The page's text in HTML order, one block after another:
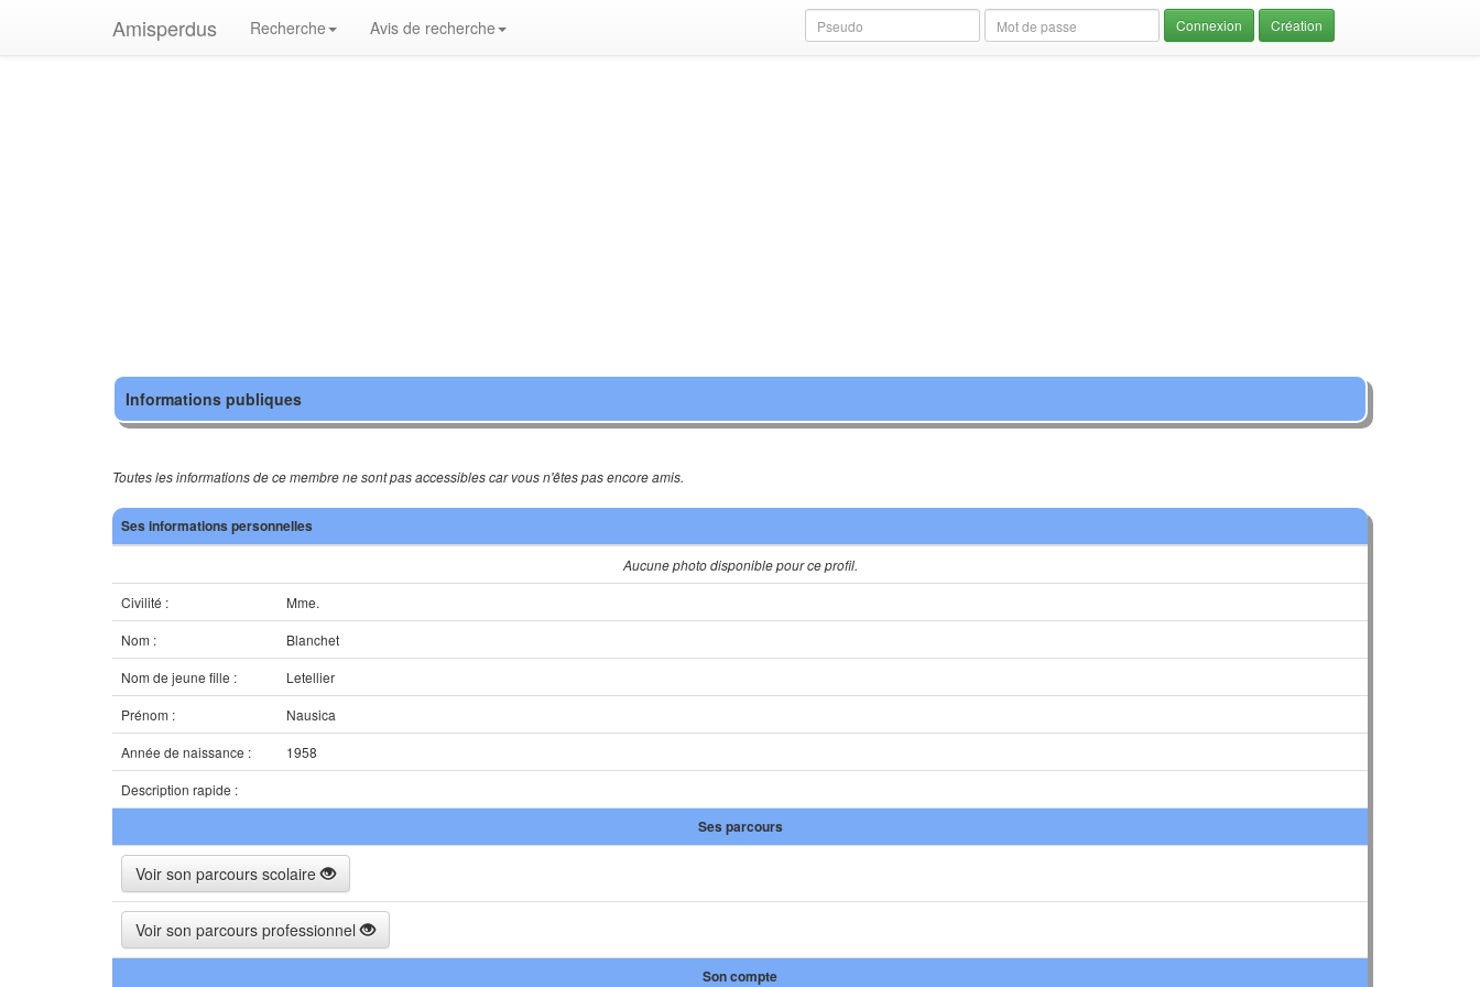
Amisperdus Recherche Avis de recherche Création
Informations publiques
Toutes les informations de ce membre ne sont pas accessibles car vous n'êtes pas encore amis.
Ses informations personnelles
Aucune photo disponible pour ce profil.
Civilité :
Mme.
Nom :
Blanchet
Nom de jeune fille :
Letellier
Prénom :
Nausica
Année de naissance :
1958
Description rapide :
Ses parcours
Voir son parcours scolaire
Voir son parcours professionnel
Son compte